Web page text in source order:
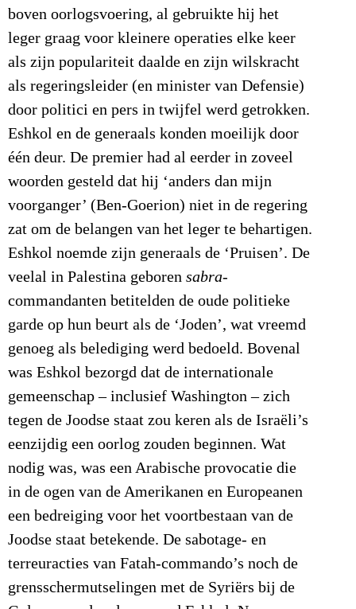
boven oorlogsvoering, al gebruikte hij het
leger graag voor kleinere operaties elke keer
als zijn populariteit daalde en zijn wilskracht
als regeringsleider (en minister van Defensie)
door politici en pers in twijfel werd getrokken.
Eshkol en de generaals konden moeilijk door
één deur. De premier had al eerder in zoveel
woorden gesteld dat hij ‘anders dan mijn
voorganger’ (Ben-Goerion) niet in de regering
zat om de belangen van het leger te behartigen.
Eshkol noemde zijn generaals de ‘Pruisen’. De
veelal in Palestina geboren sabra-
commandanten betitelden de oude politieke
garde op hun beurt als de ‘Joden’, wat vreemd
genoeg als belediging werd bedoeld. Bovenal
was Eshkol bezorgd dat de internationale
gemeenschap – inclusief Washington – zich
tegen de Joodse staat zou keren als de Israëli’s
eenzijdig een oorlog zouden beginnen. Wat
nodig was, was een Arabische provocatie die
in de ogen van de Amerikanen en Europeanen
een bedreiging voor het voortbestaan van de
Joodse staat betekende. De sabotage- en
terreuracties van Fatah-commando’s noch de
grensschermutselingen met de Syriërs bij de